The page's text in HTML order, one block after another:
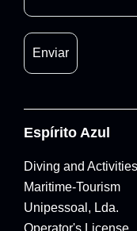
Espírito Azul
Diving and Activities
Maritime-Tourism
Unipessoal, Lda.
Operator's License